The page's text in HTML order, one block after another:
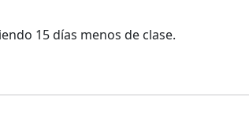
15 días menos de clase.